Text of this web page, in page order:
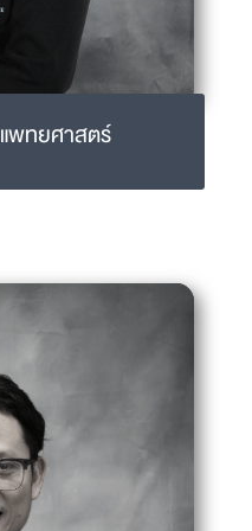
คำดวง
ทยศาสตร์